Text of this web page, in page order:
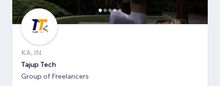
KA, IN
Tajup Tech
Group of Freelancers